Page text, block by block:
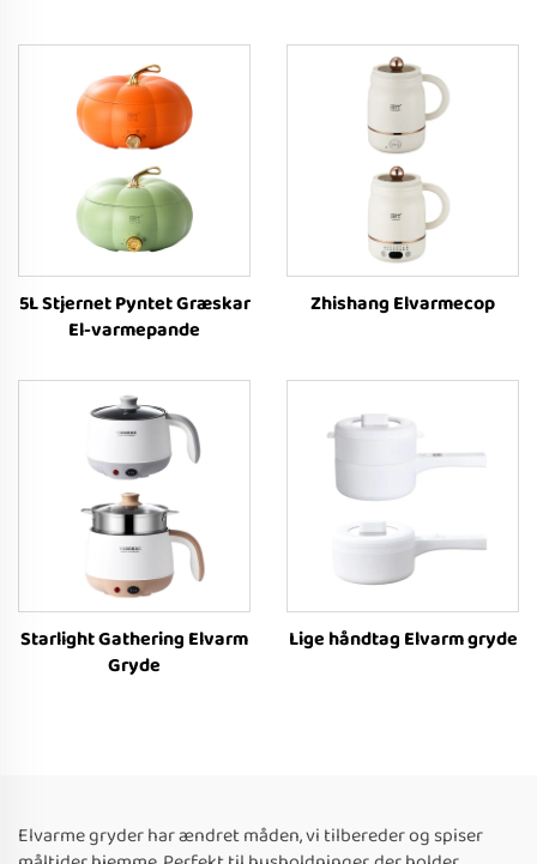
5L Stjernet Pyntet Græskar
El-varmepande
Zhishang Elvarmecop
Starlight Gathering Elvarm
Gryde
Lige håndtag Elvarm gryde
Elvarme gryder har ændret måden, vi tilbereder og spiser